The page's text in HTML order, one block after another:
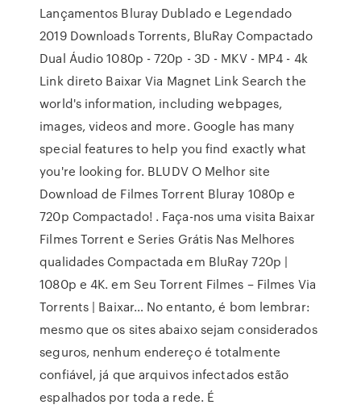
Lançamentos Bluray Dublado e Legendado
2019 Downloads Torrents, BluRay Compactado
Dual Áudio 1080p - 720p - 3D - MKV - MP4 - 4k
Link direto Baixar Via Magnet Link Search the
world's information, including webpages,
images, videos and more. Google has many
special features to help you find exactly what
you're looking for. BLUDV O Melhor site
Download de Filmes Torrent Bluray 1080p e
720p Compactado! . Faça-nos uma visita Baixar
Filmes Torrent e Series Grátis Nas Melhores
qualidades Compactada em BluRay 720p |
1080p e 4K. em Seu Torrent Filmes – Filmes Via
Torrents | Baixar… No entanto, é bom lembrar:
mesmo que os sites abaixo sejam considerados
seguros, nenhum endereço é totalmente
confiável, já que arquivos infectados estão
espalhados por toda a rede. É